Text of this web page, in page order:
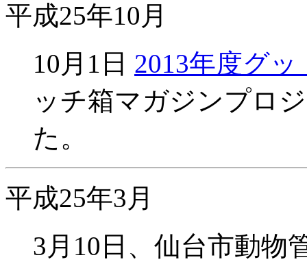
平成25年10月
10月1日 2013年度グ
ッチ箱マガジンプロ
た。
平成25年3月
3月10日、仙台市動物